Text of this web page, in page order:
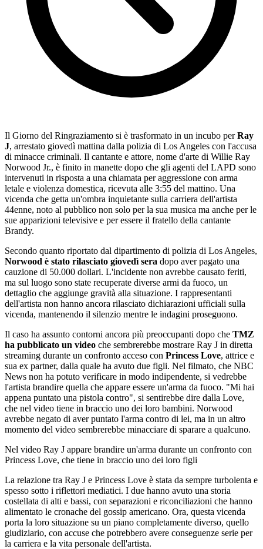
Il Giorno del Ringraziamento si è trasformato in un incubo perRay
J, arrestato giovedì mattina dalla polizia di Los Angeles con l'accusa
di minacce criminali. Il cantante e attore, nome d'arte di Willie Ray
Norwood Jr., è finito in manette dopo che gli agenti del LAPD sono
intervenuti in risposta a una chiamata per aggressione con arma
letale e violenza domestica, ricevuta alle 3:55 del mattino. Una
vicenda che getta un'ombra inquietante sulla carriera dell'artista
44enne, noto al pubblico non solo per la sua musica ma anche per le
sue apparizioni televisive e per essere il fratello della cantante
Brandy.
Secondo quanto riportato dal dipartimento di polizia di Los Angeles,
Norwood è stato rilasciato giovedì sera dopo aver pagato una
cauzione di 50.000 dollari. L'incidente non avrebbe causato feriti,
ma sul luogo sono state recuperate diverse armi da fuoco, un
dettaglio che aggiunge gravità alla situazione. I rappresentanti
dell'artista non hanno ancora rilasciato dichiarazioni ufficiali sulla
vicenda, mantenendo il silenzio mentre le indagini proseguono.
Il caso ha assunto contorni ancora più preoccupanti dopo che TMZ
ha pubblicato un video che sembrerebbe mostrare Ray J in diretta
streaming durante un confronto acceso con Princess Love, attrice e
sua ex partner, dalla quale ha avuto due figli. Nel filmato, che NBC
News non ha potuto verificare in modo indipendente, si vedrebbe
l'artista brandire quella che appare essere un'arma da fuoco. "Mi hai
appena puntato una pistola contro", si sentirebbe dire dalla Love,
che nel video tiene in braccio uno dei loro bambini. Norwood
avrebbe negato di aver puntato l'arma contro di lei, ma in un altro
momento del video sembrerebbe minacciare di sparare a qualcuno.
Nel video Ray J appare brandire un'arma durante un confronto con
Princess Love, che tiene in braccio uno dei loro figli
La relazione tra Ray J e Princess Love è stata da sempre turbolenta e
spesso sotto i riflettori mediatici. I due hanno avuto una storia
costellata di alti e bassi, con separazioni e riconciliazioni che hanno
alimentato le cronache del gossip americano. Ora, questa vicenda
porta la loro situazione su un piano completamente diverso, quello
giudiziario, con accuse che potrebbero avere conseguenze serie per
la carriera e la vita personale dell'artista.